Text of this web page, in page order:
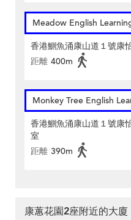
Meadow English
香港鰂魚涌康山道１號康
距離 400m
Monkey Tree English
香港鰂魚涌康山道１號康
室
距離 390m
康蕙花園2座附近的大廈